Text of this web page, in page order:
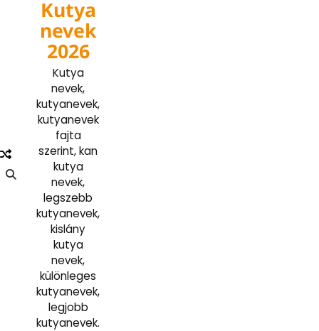
content
Kutya
nevek
2026
Kutya
nevek,
kutyanevek,
kutyanevek
fajta
szerint, kan
kutya
nevek,
legszebb
kutyanevek,
kislány
kutya
nevek,
különleges
kutyanevek,
legjobb
kutyanevek.